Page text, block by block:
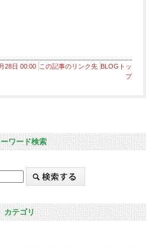
28日 00:00 この記事のリンク先 BLOGトッ
プ
ワード検索
カテゴリ